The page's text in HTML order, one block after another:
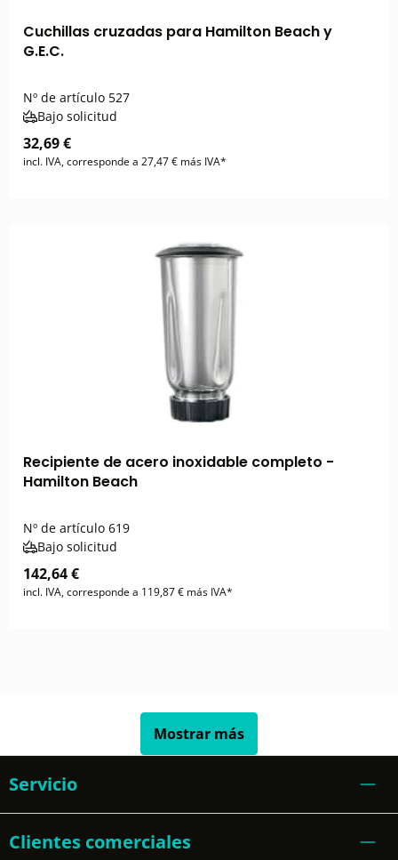
Cuchillas cruzadas para Hamilton Beach y
G.E.C.
Nº de artículo 527
Bajo solicitud
32,69 €
incl. IVA, corresponde a 27,47 € más IVA*
Recipiente de acero inoxidable completo -
Hamilton Beach
Nº de artículo 619
Bajo solicitud
142,64 €
incl. IVA, corresponde a 119,87 € más IVA*
Mostrar más
Servicio
Clientes comerciales